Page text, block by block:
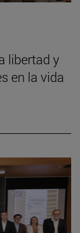
libertad y
en la vida